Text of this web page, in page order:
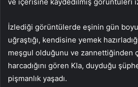
İzlediği görüntülerde eşinin gün
uğraştığı, kendisine yemek
meşgul olduğunu ve zannettiğinden
harcadığını gören Kla, duyduğu
pişmanlık yaşadı.